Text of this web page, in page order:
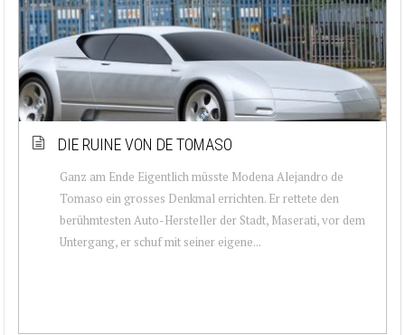
DIE RUINE VON DE TOMASO
Ganz am Ende Eigentlich müsste Modena Alejandro de
Tomaso ein grosses Denkmal errichten. Er rettete den
berühmtesten Auto-Hersteller der Stadt, Maserati, vor dem
Untergang, er schuf mit seiner eigene...